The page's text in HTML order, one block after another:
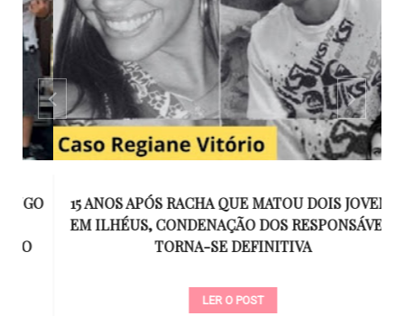
15 ANOS APÓS RACHA QUE MATOU DOIS JOVENS
EM ILHÉUS, CONDENAÇÃO DOS RESPONSÁVEIS
TORNA-SE DEFINITIVA
LER O POST